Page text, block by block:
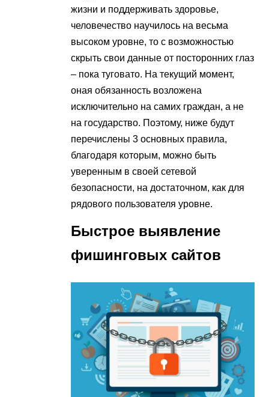
жизни и поддерживать здоровье,
человечество научилось на весьма
высоком уровне, то с возможностью
скрыть свои данные от посторонних глаз
– пока туговато. На текущий момент,
оная обязанность возложена
исключительно на самих граждан, а не
на государство. Поэтому, ниже будут
перечислены 3 основных правила,
благодаря которым, можно быть
уверенным в своей сетевой
безопасности, на достаточном, как для
рядового пользователя уровне.
Быстрое выявление
фишинговых сайтов